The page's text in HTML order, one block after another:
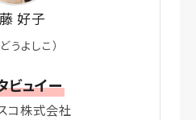
好子
うよしこ）
ビュイー
コ株式会社